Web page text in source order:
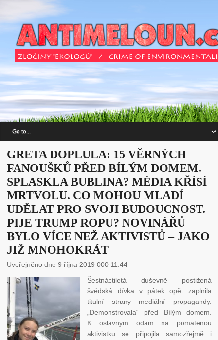
GRETA DOPLULA: 15 VĚRNÝCH
FANOUŠKŮ PŘED BÍLÝM DOMEM.
SPLASKLA BUBLINA? MÉDIA KŘÍSÍ
MRTVOLU. CO MOHOU MLADÍ
UDĚLAT PRO SVOJI BUDOUCNOST.
PIJE TRUMP ROPU? NOVINÁŘŮ
BYLO VÍCE NEŽ AKTIVISTŮ – JAKO
JIŽ MNOHOKRÁT
Uveřejněno dne 9 října 2019 000 11:44
Šestnáctiletá duševně postižená
švédská dívka v pátek opět zaplnila
titulní strany mediální propagandy.
„Demonstrovala“ před Bílým domem.
K oslavným ódám na pomatenou
aktivistku se připojila samozřejmě i